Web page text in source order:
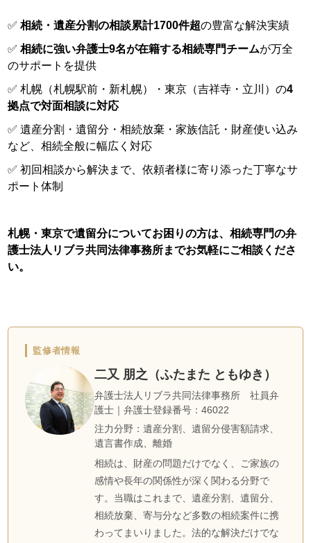
✅相続・遺産分割の相談累計1700件超の豊富な解決実績
✅相続に強い弁護士9名が在籍する相続専門チームが万全
のサポートを提供
✅ 札幌（札幌駅前・新札幌）・東京（吉祥寺・立川）の4
拠点で対面相談に対応
✅ 遺産分割・遺留分・相続放棄・家族信託・財産使い込み
など、相続全般に幅広く対応
✅ 初回相談から解決まで、依頼者様に寄り添った丁寧なサ
ポート体制
札幌・東京で遺留分についてお困りの方は、相続専門の弁
護士法人リブラ共同法律事務所までお気軽にご相談くださ
い。
監修者情報
二又 朋之（ふたまた ともゆき）
弁護士法人リブラ共同法律事務所 社員弁
護士｜弁護士登録番号：46022
注力分野：遺産分割、遺留分侵害額請求、
遺言書作成、離婚
相続は、財産の問題だけでなく、ご家族の
感情や長年の関係性が深く関わる分野で
す。当職はこれまで、遺産分割、遺留分、
相続放棄、寄与分など多数の相続案件に携
わってまいりました。法的な解決だけでな